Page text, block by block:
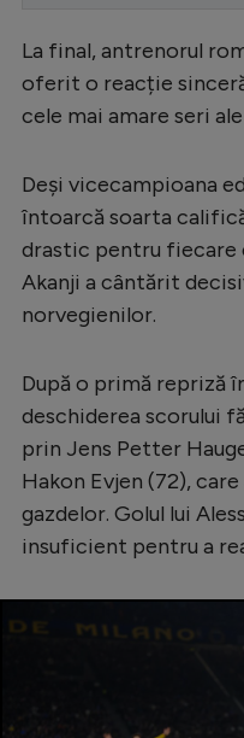
Serie A
Bundesliga
Ligue 1
Starurile
EURO
Stranieri
Tenis
Handbal
La final, antrenorul
oferit o reacție
cele mai amare seri
Deși vicecampioana
întoarcă soarta
drastic pentru fiecare
Akanji a cântărit
norvegienilor.
După o primă repriză
deschiderea scorului
prin Jens Petter
Hakon Evjen (72),
gazdelor. Golul lui
insuficient pentru a